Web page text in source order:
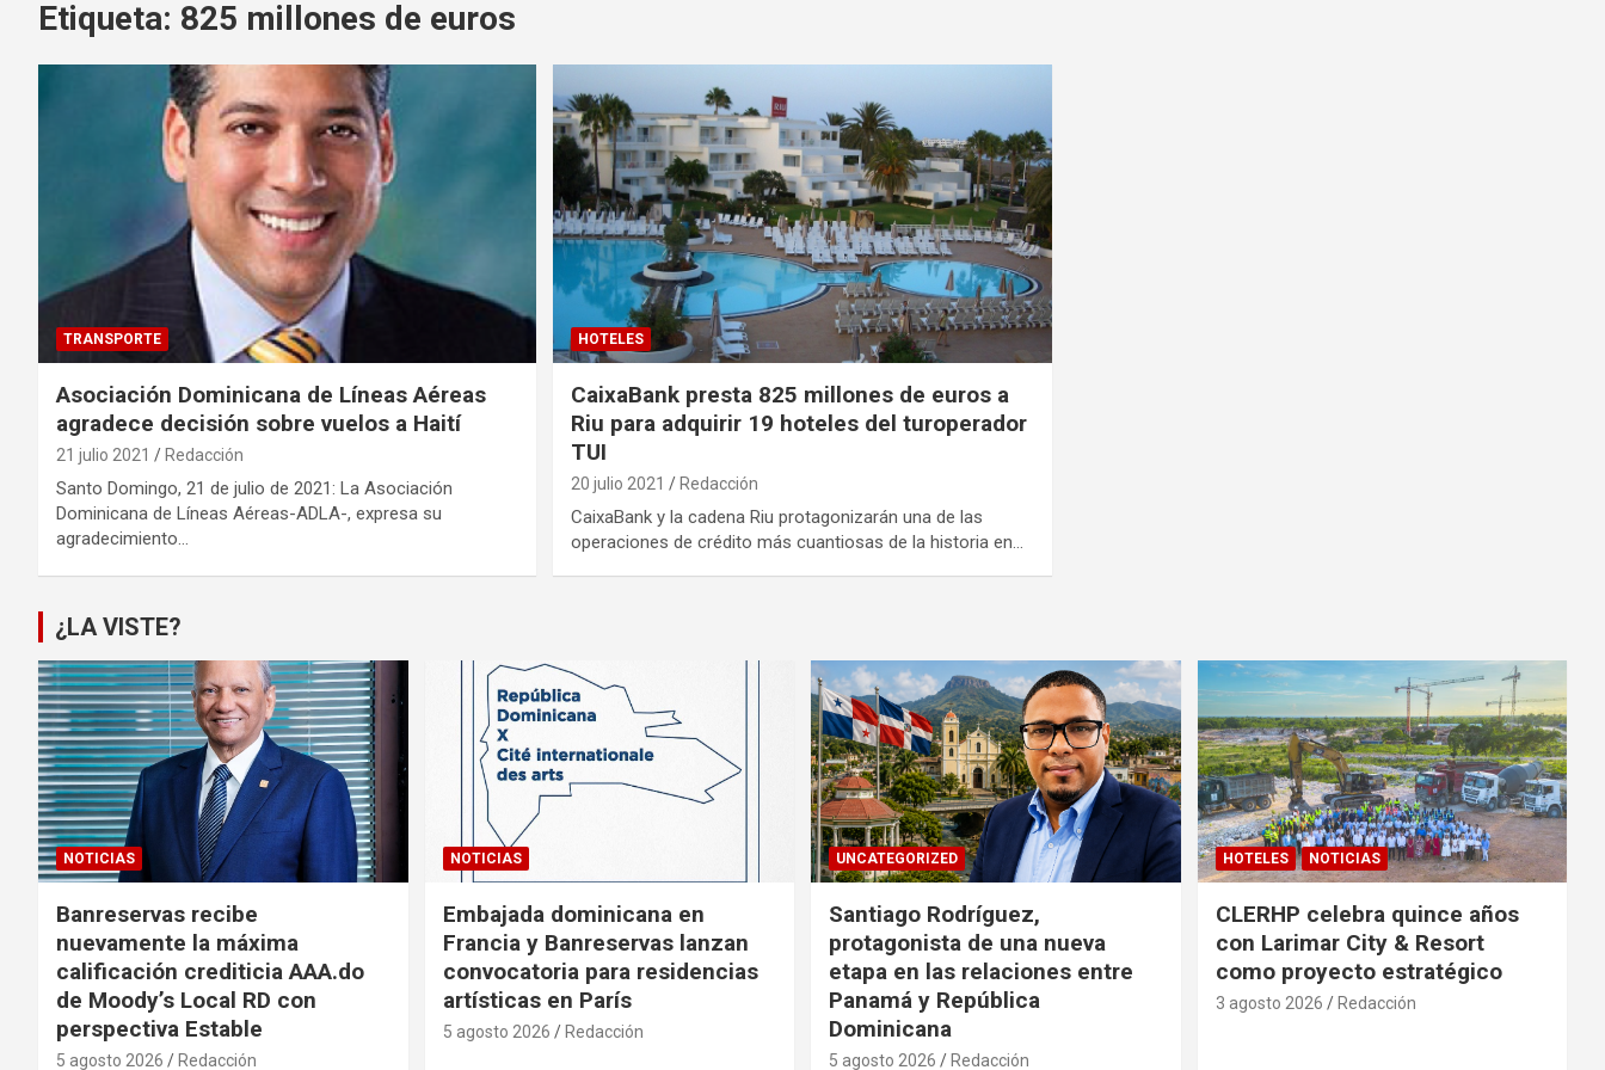
Etiqueta: 825 millones de euros
TRANSPORTE
Asociación Dominicana de Líneas Aéreas
agradece decisión sobre vuelos a Haití
21 julio 2021 Redacción
Santo Domingo, 21 de julio de 2021: La Asociación
Dominicana de Líneas Aéreas-ADLA-, expresa su
agradecimiento…
HOTELES
CaixaBank presta 825 millones de euros a
Riu para adquirir 19 hoteles del turoperador
TUI
20 julio 2021 Redacción
CaixaBank y la cadena Riu protagonizarán una de las
operaciones de crédito más cuantiosas de la historia en…
¿LA VISTE?
NOTICIAS
Banreservas recibe
nuevamente la máxima
calificación crediticia AAA.do
de Moody’s Local RD con
perspectiva Estable
5 agosto 2026 Redacción
NOTICIAS
Embajada dominicana en
Francia y Banreservas lanzan
convocatoria para residencias
artísticas en París
5 agosto 2026 Redacción
UNCATEGORIZED
Santiago Rodríguez,
protagonista de una nueva
etapa en las relaciones entre
Panamá y República
Dominicana
5 agosto 2026 Redacción
HOTELES NOTICIAS
CLERHP celebra quince años
con Larimar City & Resort
como proyecto estratégico
3 agosto 2026 Redacción